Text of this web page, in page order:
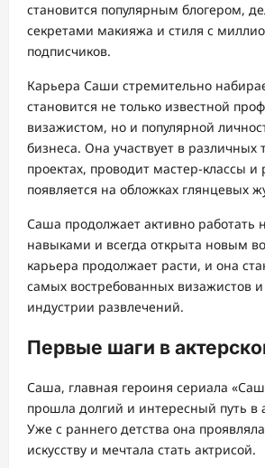
становится популярным блогером,
секретами макияжа и стиля с
подписчиков.
Карьера Саши стремительно
становится не только известной
визажистом, но и популярной
бизнеса. Она участвует в различных
проектах, проводит мастер-классы и
появляется на обложках глянцевых
Саша продолжает активно работать
навыками и всегда открыта новым
карьера продолжает расти, и она
самых востребованных визажистов и
индустрии развлечений.
Первые шаги в
Саша, главная героиня сериала
прошла долгий и интересный путь в
Уже с раннего детства она
искусству и мечтала стать актрисой.